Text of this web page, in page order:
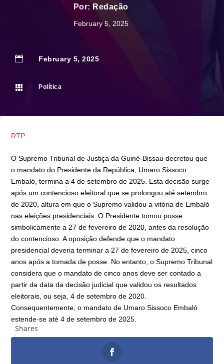
Por: Redação
February 5, 2025
 February 5, 2025
 Política
RTP
O Supremo Tribunal de Justiça da Guiné-Bissau decretou que
o mandato do Presidente da República, Umaro Sissoco
Embaló, termina a 4 de setembro de 2025. Esta decisão surge
após um contencioso eleitoral que se prolongou até setembro
de 2020, altura em que o Supremo validou a vitória de Embaló
nas eleições presidenciais. O Presidente tomou posse
simbolicamente a 27 de fevereiro de 2020, antes da resolução
do contencioso. A oposição defende que o mandato
presidencial deveria terminar a 27 de fevereiro de 2025, cinco
anos após a tomada de posse. No entanto, o Supremo Tribunal
considera que o mandato de cinco anos deve ser contado a
partir da data da decisão judicial que validou os resultados
eleitorais, ou seja, 4 de setembro de 2020.
Consequentemente, o mandato de Umaro Sissoco Embaló
estende-se até 4 de setembro de 2025.
Shares